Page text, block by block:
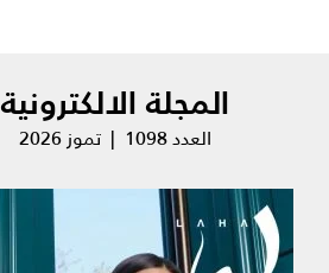
المجلة الالكترونية
العدد 1098 | تموز 2026